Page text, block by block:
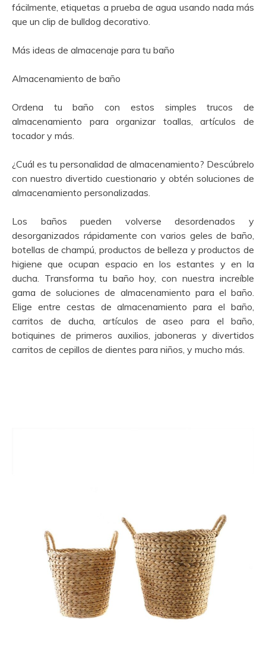
fácilmente, etiquetas a prueba de agua usando nada más
que un clip de bulldog decorativo.
Más ideas de almacenaje para tu baño
Almacenamiento de baño
Ordena tu baño con estos simples trucos de
almacenamiento para organizar toallas, artículos de
tocador y más.
¿Cuál es tu personalidad de almacenamiento? Descúbrelo
con nuestro divertido cuestionario y obtén soluciones de
almacenamiento personalizadas.
Los baños pueden volverse desordenados y
desorganizados rápidamente con varios geles de baño,
botellas de champú, productos de belleza y productos de
higiene que ocupan espacio en los estantes y en la
ducha. Transforma tu baño hoy, con nuestra increíble
gama de soluciones de almacenamiento para el baño.
Elige entre cestas de almacenamiento para el baño,
carritos de ducha, artículos de aseo para el baño,
botiquines de primeros auxilios, jaboneras y divertidos
carritos de cepillos de dientes para niños, y mucho más.